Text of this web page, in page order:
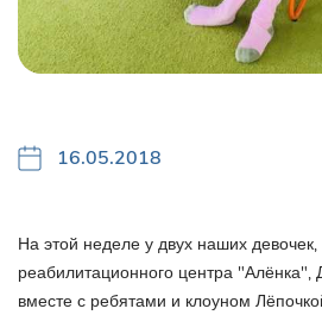
16.05.2018
На этой неделе у двух наших
реабилитационного центра
вместе с ребятами и клоуном